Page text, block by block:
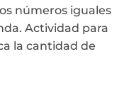
números iguales
Actividad para
la cantidad de